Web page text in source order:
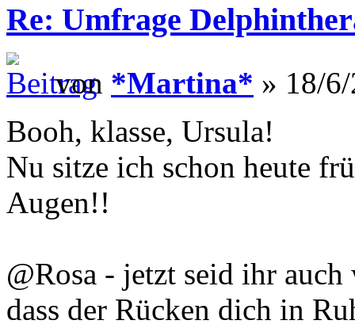
Re: Umfrage
von *Martina* » 18/
Booh, klasse, Ursula!
Nu sitze ich schon heute
Augen!!
@Rosa - jetzt seid ihr
dass der Rücken dich in